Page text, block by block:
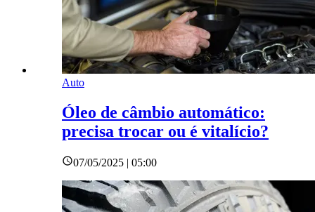
Auto
Óleo de câmbio automático:
precisa trocar ou é vitalício?
07/05/2025 | 05:00